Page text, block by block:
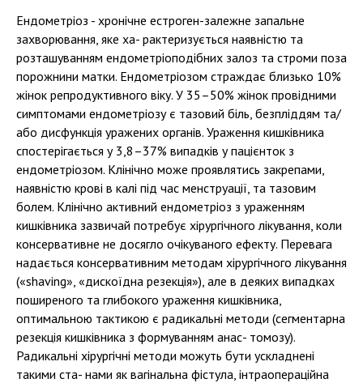
Ендометріоз - хронічне естроген-залежне запальне
захворювання, яке ха- рактеризується наявністю та
розташуванням ендометріоподібних залоз та строми поза
порожнини матки. Ендометріозом страждає близько 10%
жінок репродуктивного віку. У 35–50% жінок провідними
симптомами ендометріозу є тазовий біль, безпліддям та/
або дисфункція уражених органів. Ураження кишківника
спостерігається у 3,8–37% випадків у пацієнток з
ендометріозом. Клінічно може проявлятись закрепами,
наявністю крові в калі під час менструації, та тазовим
болем. Клінічно активний ендометріоз з ураженням
кишківника зазвичай потребує хірургічного лікування, коли
консервативне не досягло очікуваного ефекту. Перевага
надається консервативним методам хірургічного лікування
(«shaving», «дискоїдна резекція»), але в деяких випадках
поширеного та глибокого ураження кишківника,
оптимальною тактикою є радикальні методи (сегментарна
резекція кишківника з формуванням анас- томозу).
Радикальні хірургічні методи можуть бути ускладнені
такими ста- нами як вагінальна фістула, інтраопераційна